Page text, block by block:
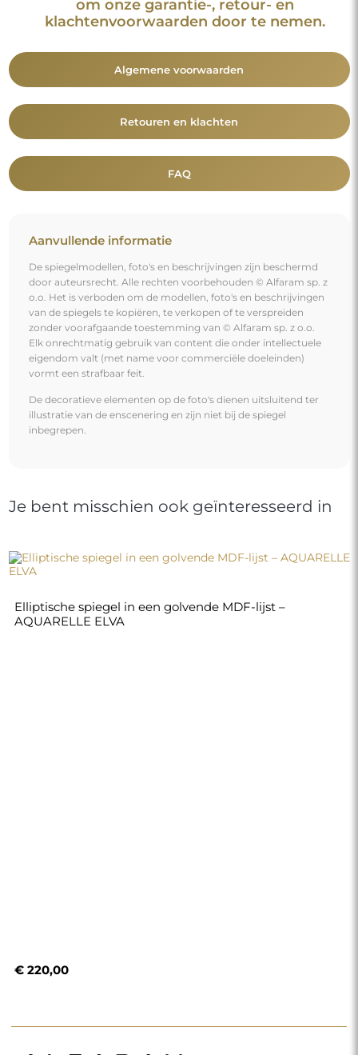
om onze garantie-, retour- en
klachtenvoorwaarden door te nemen.
Algemene voorwaarden
Retouren en klachten
FAQ
Aanvullende informatie
De spiegelmodellen, foto's en beschrijvingen zijn beschermd
door auteursrecht. Alle rechten voorbehouden © Alfaram sp. z
o.o. Het is verboden om de modellen, foto's en beschrijvingen
van de spiegels te kopiëren, te verkopen of te verspreiden
zonder voorafgaande toestemming van © Alfaram sp. z o.o.
Elk onrechtmatig gebruik van content die onder intellectuele
eigendom valt (met name voor commerciële doeleinden)
vormt een strafbaar feit.
De decoratieve elementen op de foto's dienen uitsluitend ter
illustratie van de enscenering en zijn niet bij de spiegel
inbegrepen.
Je bent misschien ook geïnteresseerd in
Elliptische spiegel in een golvende MDF-lijst –
AQUARELLE ELVA
€ 220,00